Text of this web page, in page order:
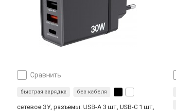
сравнить
быстрая зарядка без кабеля
сетевое ЗУ, разъемы: USB-A 3 шт, USB-C 1 шт,